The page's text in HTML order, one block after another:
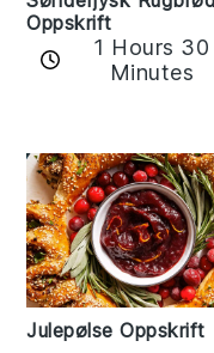
Oppskrift
1 Hours 30
Minutes
Julepølse Oppskrift